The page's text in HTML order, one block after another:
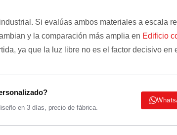
Si evalúas ambos materiales a escala
y la comparación más amplia en Edificio
ya que la luz libre no es el factor decisivo en
en 3 días, precio de fábrica.